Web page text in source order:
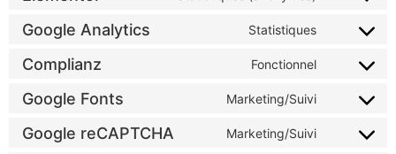
Google Analytics Statistiques
Complianz Fonctionnel
Google Fonts Marketing/Suivi
Google reCAPTCHA Marketing/Suivi